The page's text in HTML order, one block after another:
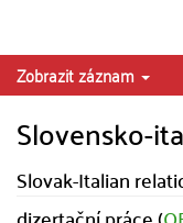
Zobrazit záznam
Slovensko-
Slovak-Italian